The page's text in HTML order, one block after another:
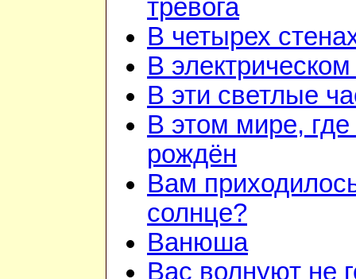
тревога
В четырех
В
В эти светлые
В этом мире,
рождён
Вам
солнце?
Ванюша
Вас волнуют не